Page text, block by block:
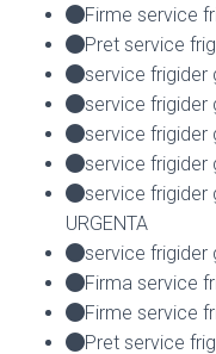
Firme service
Pret service
service frigider
service frigider
service frigider
service frigider
service frigider
URGENTA
service frigider
Firma service
Firme service
Pret service